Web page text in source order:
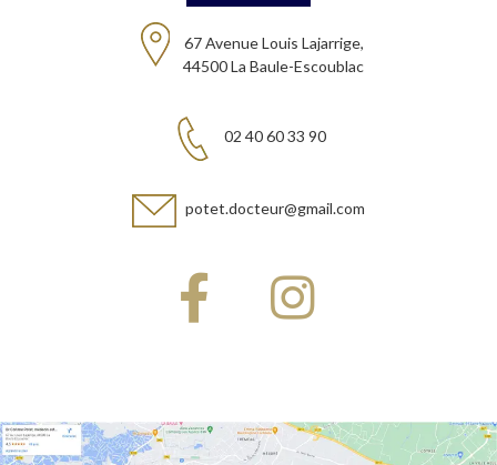
67 Avenue Louis Lajarrige,
44500 La Baule-Escoublac
02 40 60 33 90
potet.docteur@gmail.com